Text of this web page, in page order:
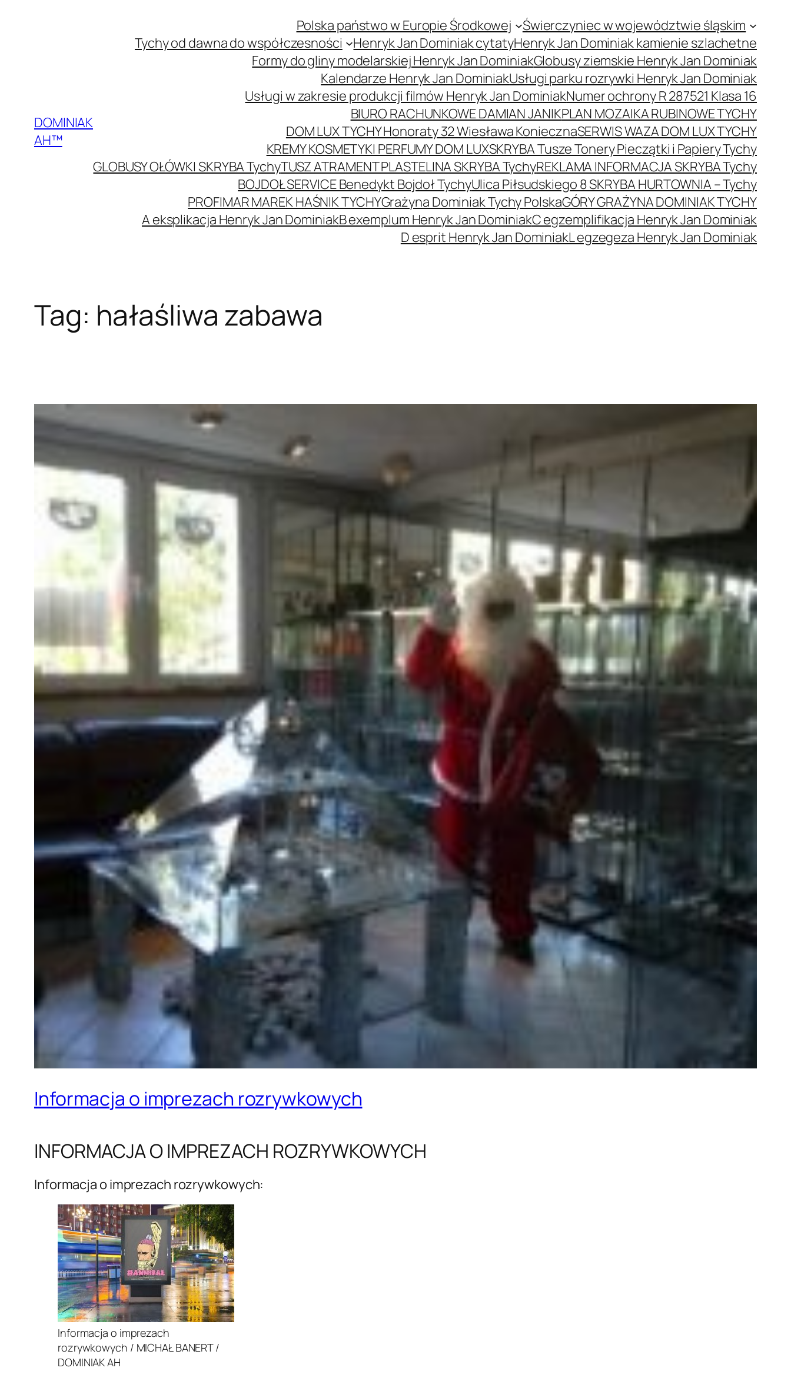
DOMINIAK
AH™
Polska państwo w Europie Środkowej
Świerczyniec w województwie śląskim
Tychy od dawna do współczesności
Henryk Jan Dominiak cytatyHenryk Jan Dominiak kamienie szlachetne
Formy do gliny modelarskiej Henryk Jan DominiakGlobusy ziemskie Henryk Jan Dominiak
Kalendarze Henryk Jan DominiakUsługi parku rozrywki Henryk Jan Dominiak
Usługi w zakresie produkcji filmów Henryk Jan DominiakNumer ochrony R 287521 Klasa 16
BIURO RACHUNKOWE DAMIAN JANIKPLAN MOZAIKA RUBINOWE TYCHY
DOM LUX TYCHY Honoraty 32 Wiesława KoniecznaSERWIS WAZA DOM LUX TYCHY
KREMY KOSMETYKI PERFUMY DOM LUXSKRYBA Tusze Tonery Pieczątki i Papiery Tychy
GLOBUSY OŁÓWKI SKRYBA TychyTUSZ ATRAMENT PLASTELINA SKRYBA TychyREKLAMA INFORMACJA SKRYBA Tychy
BOJDOŁ SERVICE Benedykt Bojdoł TychyUlica Piłsudskiego 8 SKRYBA HURTOWNIA – Tychy
PROFIMAR MAREK HAŚNIK TYCHYGrażyna Dominiak Tychy PolskaGÓRY GRAŻYNA DOMINIAK TYCHY
A eksplikacja Henryk Jan DominiakB exemplum Henryk Jan DominiakC egzemplifikacja Henryk Jan Dominiak
D esprit Henryk Jan DominiakL egzegeza Henryk Jan Dominiak
Tag: hałaśliwa zabawa
Informacja o imprezach rozrywkowych
INFORMACJA O IMPREZACH ROZRYWKOWYCH
Informacja o imprezach rozrywkowych:
Informacja o imprezach
rozrywkowych / MICHAŁ BANERT /
DOMINIAK AH